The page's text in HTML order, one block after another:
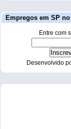
Empregos em SP no
Entre com
Desenvolvido